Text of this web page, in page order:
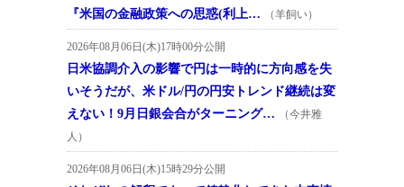
『米国の金融政策への思惑(利上…
（羊飼い）
2026年08月06日(木)17時00分公開
日米協調介入の影響で円は一時的に方向感を失
いそうだが、米ドル/円の円安トレンド継続は変
えない！9月日銀会合がターニング…
（今井雅
人）
2026年08月06日(木)15時29分公開